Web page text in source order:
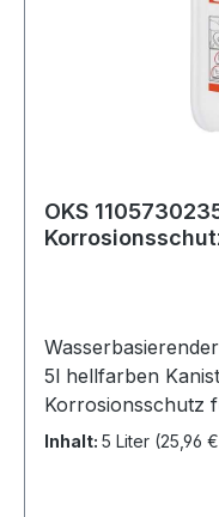
OKS
5l hellfarben
Korrosionsschutz
Metalloberflächen
Inhalt: 5 Liter (25,96